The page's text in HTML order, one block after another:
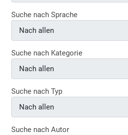
Suche nach Sprache
Suche nach Kategorie
Suche nach Typ
Suche nach Autor